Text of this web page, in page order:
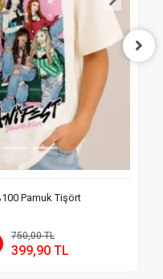
Pamuk Tişört
750,00 TL
399,90 TL
Sepete Ekle